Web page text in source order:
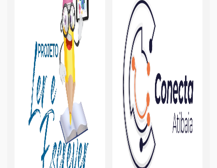
Certidões
Empresa Fácil
Boletim Escolar
Parcerias com Entidades do 3º Setor
Resíduos da Construção Civil
Defesa Animal